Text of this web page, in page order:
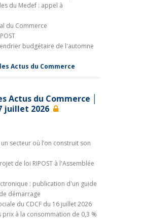
du Medef : appel à
du Commerce
budgétaire de l'automne
Actus du Commerce
Actus du Commerce │
juillet 2026
secteur où l’on construit son
de loi RIPOST à l'Assemblée
: publication d'un guide
démarrage
du CDCF du 16 juillet 2026
prix à la consommation de 0,3 %